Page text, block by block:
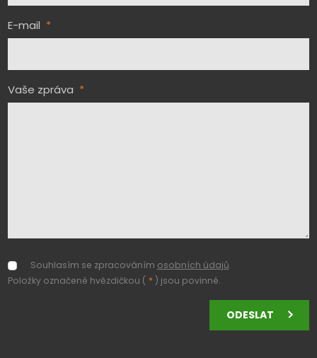
E-mail *
Vaše zpráva *
Souhlasím
se
Souhlasím se zpracováním osobních údajů.
Položky označené hvězdičkou ( * ) jsou povinné.
ODESLAT